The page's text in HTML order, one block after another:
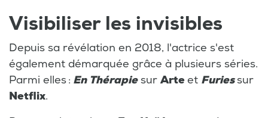
Visibiliser les invisibles
Depuis sa révélation en 2018, l'actrice s'est
également démarquée grâce à plusieurs séries.
Parmi elles : En Thérapiesur Arteet Furiessur
Netflix.